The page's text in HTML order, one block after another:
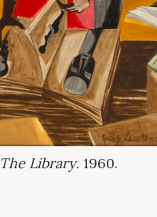
The Library. 1960.